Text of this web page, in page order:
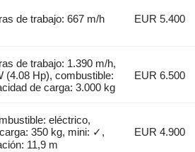
de trabajo: 667 m/h EUR 5.400
de trabajo: 1.390 m/h,
(4.08 Hp), combustible:
de carga: 3.000 kg
EUR 6.500
eléctrico,
350 kg, mini: ✓,
11,9 m
EUR 4.900